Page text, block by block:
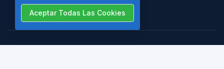
Aceptar Todas Las Cookies